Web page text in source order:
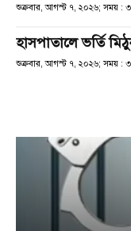
শুক্রবার, আগস্ট ৭, ২০২৬; সময় :
হাসপাতালে ভর্তি
শুক্রবার, আগস্ট ৭, ২০২৬; সময় :